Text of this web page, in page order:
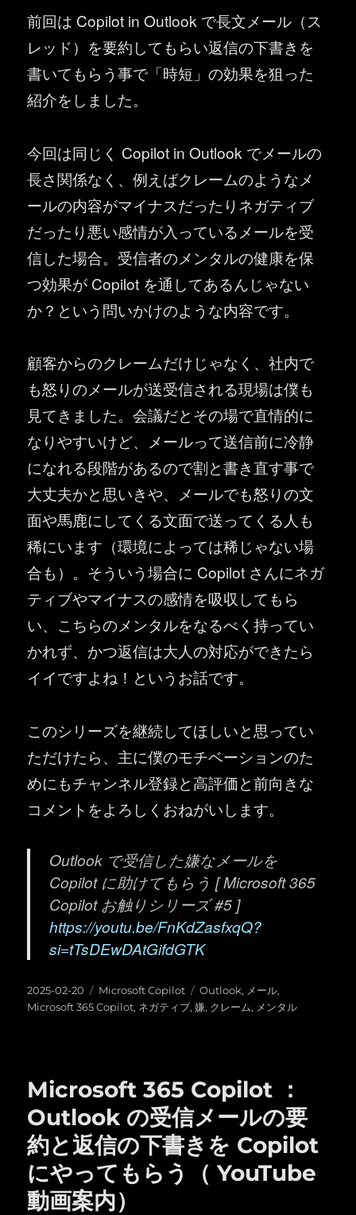
前回は Copilot in Outlook で長文メール（ス
レッド）を要約してもらい返信の下書きを
書いてもらう事で「時短」の効果を狙った
紹介をしました。
今回は同じく Copilot in Outlook でメールの
長さ関係なく、例えばクレームのようなメ
ールの内容がマイナスだったりネガティブ
だったり悪い感情が入っているメールを受
信した場合。受信者のメンタルの健康を保
つ効果が Copilot を通してあるんじゃない
か？という問いかけのような内容です。
顧客からのクレームだけじゃなく、社内で
も怒りのメールが送受信される現場は僕も
見てきました。会議だとその場で直情的に
なりやすいけど、メールって送信前に冷静
になれる段階があるので割と書き直す事で
大丈夫かと思いきや、メールでも怒りの文
面や馬鹿にしてくる文面で送ってくる人も
稀にいます（環境によっては稀じゃない場
合も）。そういう場合に Copilot さんにネガ
ティブやマイナスの感情を吸収してもら
い、こちらのメンタルをなるべく持ってい
かれず、かつ返信は大人の対応ができたら
イイですよね！というお話です。
このシリーズを継続してほしいと思ってい
ただけたら、主に僕のモチベーションのた
めにもチャンネル登録と高評価と前向きな
コメントをよろしくおねがいします。
Outlook で受信した嫌なメールを
Copilot に助けてもらう [ Microsoft 365
Copilot お触りシリーズ #5 ]
https://youtu.be/FnKdZasfxqQ?
si=tTsDEwDAtGifdGTK
投
稿
2025-02-20
カ
テ
Microsoft Copilot
タ
グ
Outlook, メール,
Microsoft 365 Copilot, ネガティブ,嫌, クレーム, メンタル
Microsoft 365 Copilot ：
Outlook の受信メールの要
約と返信の下書きを Copilot
にやってもらう（ YouTube
動画案内）